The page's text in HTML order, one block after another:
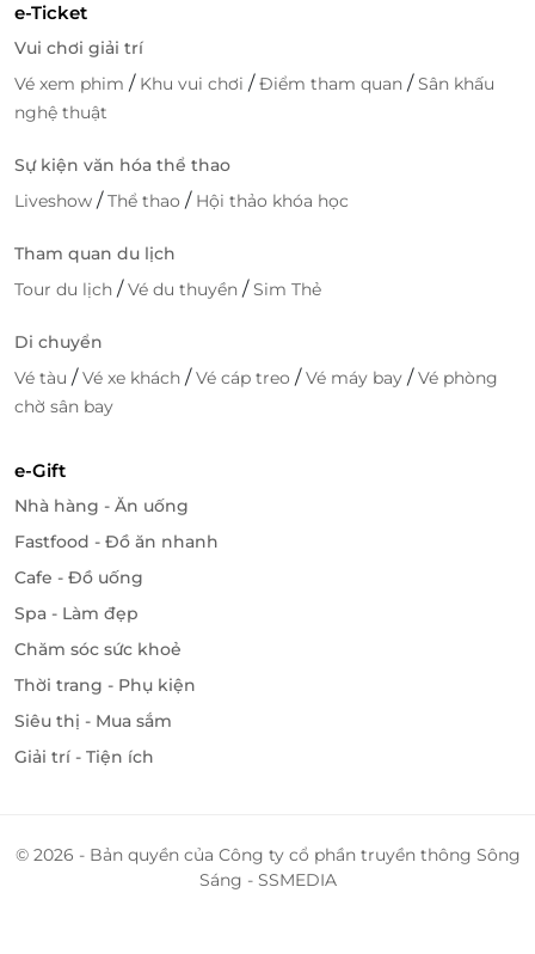
tiếng, Alani Sea View Hotel cũng nằm gần trung tâm
thành phố và các điểm tham quan nổi tiếng tại Đà
Nẵng. Bạn có thể dễ dàng di chuyển, khám phá ẩm
thực địa phương và tận hưởng kỳ nghỉ một cách
Đặt phòng cùng LifeLink – Ưu đãi không
thể bỏ lỡ
Ưu đãi độc quyền – Xác nhận nhanh chóng –
Ưu đãi bao gồm buffet sáng, sử dụng hồ bơi, spa,
với nhiều lựa chọn linh hoạt, kèm dịch vụ hỗ trợ
chuyên nghiệp từ đội ngũ tổng đài.
Đặt ngay để tận hưởng kỳ nghỉ tiện nghi cùng
e-Ticket
Vui chơi giải trí
Vé xem phim / Khu vui chơi /Điểm tham quan /Sân khấu
nghệ thuật
Sự kiện văn hóa thể thao
Liveshow /Thể thao / Hội thảo khóa học
Tham quan du lịch
Tour du lịch /Vé du thuyền /Sim Thẻ
Di chuyển
Vé tàu /Vé xe khách /Vé cáp treo /Vé máy bay /Vé phòng
chờ sân bay
e-Gift
Nhà hàng - Ăn uống
Fastfood - Đồ ăn nhanh
Cafe - Đồ uống
Spa - Làm đẹp
Chăm sóc sức khoẻ
Thời trang - Phụ kiện
Siêu thị - Mua sắm
Giải trí - Tiện ích
© 2026 - Bản quyền của Công ty cổ phần truyền thông Sông
Sáng - SSMEDIA